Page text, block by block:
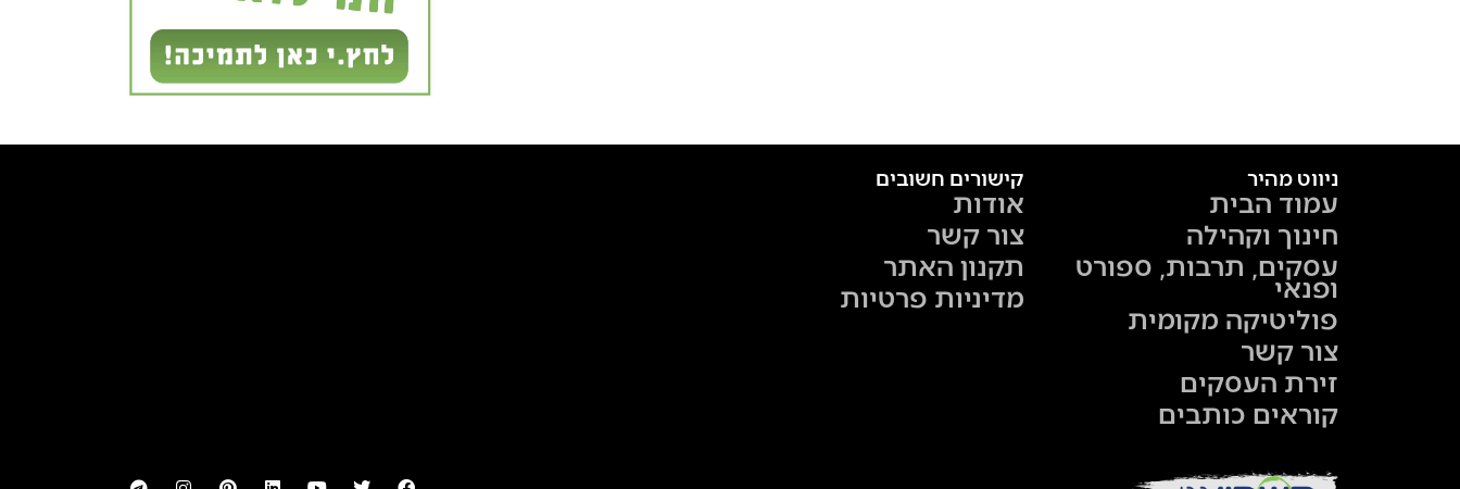
ניווט מהיר
עמוד הבית
חינוך וקהילה
עסקים, תרבות, ספורט
ופנאי
פוליטיקה מקומית
צור קשר
זירת העסקים
קוראים כותבים
קישורים חשובים
אודות
צור קשר
תקנון האתר
מדיניות פרטיות